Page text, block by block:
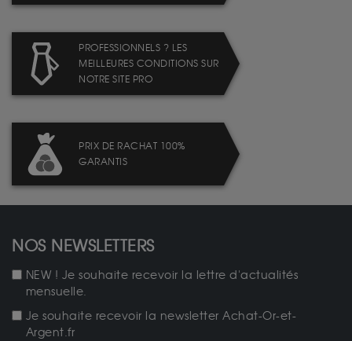
PROFESSIONNELS ? LES
MEILLEURES CONDITIONS SUR
NOTRE SITE PRO
PRIX DE RACHAT 100%
GARANTIS
NOS NEWSLETTERS
NEW ! Je souhaite recevoir la lettre d'actualités
mensuelle.
Je souhaite recevoir la newsletter Achat-Or-et-
Argent.fr